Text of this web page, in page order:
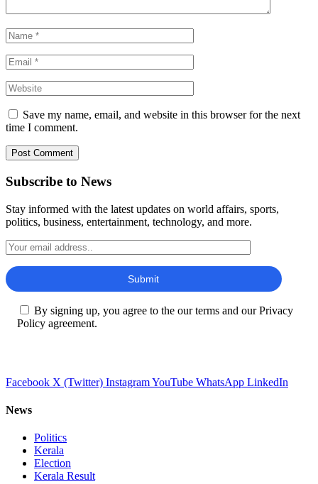
Save my name, email, and website in this browser for the next
time I comment.
Subscribe to News
Stay informed with the latest updates on world affairs, sports,
politics, business, entertainment, technology, and more.
By signing up, you agree to the our terms and our Privacy
Policy agreement.
Facebook X (Twitter) InstagramYouTube WhatsApp LinkedIn
News
Politics
Kerala
Election
Kerala Result